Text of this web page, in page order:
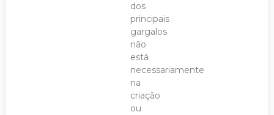
dos
principais
gargalos
não
está
necessariamente
na
criação
ou